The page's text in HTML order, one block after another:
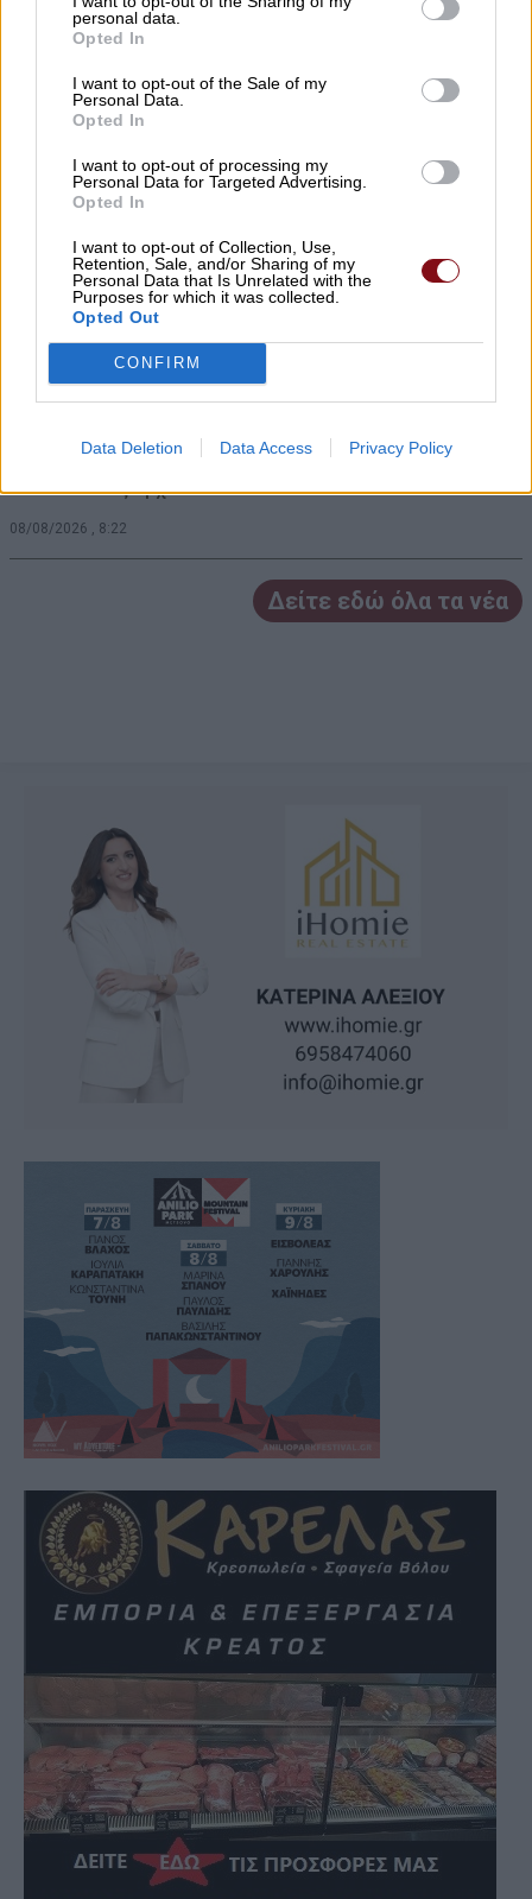
personal data.
Opted In
I want to opt-out of the Sale of my
Personal Data.
Opted In
I want to opt-out of processing my
Personal Data for Targeted Advertising.
Opted In
I want to opt-out of Collection, Use,
Retention, Sale, and/or Sharing of my
Personal Data that Is Unrelated with the
Purposes for which it was collected.
Opted Out
CONFIRM
Data Deletion Data Access Privacy Policy
κηδεία του Ιωάννη Μπρουζιούτη
Δείτε που θα γίνει διακοπή ρεύματος
σήμερα Σάββατο και αύριο Κυριακή
08/08/2026 , 9:01
Δύο ξεχωριστές εκδηλώσεις από τον
Πολιτιστικό Σύλλογο Κουτσουπιάς την
Κυριακή 9 Αυγούστου
08/08/2026 , 8:54
υποκλοπών δεν μπορεί να μείνει στο
σκοτάδι ενός αρχείου
08/08/2026 , 8:22
Δείτε εδώ όλα τα νέα